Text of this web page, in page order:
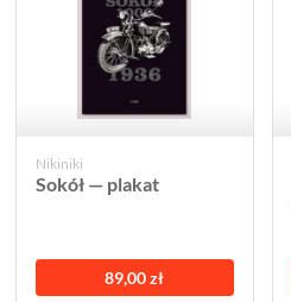
Nikiniki
Sokół — plakat
89,00 zł